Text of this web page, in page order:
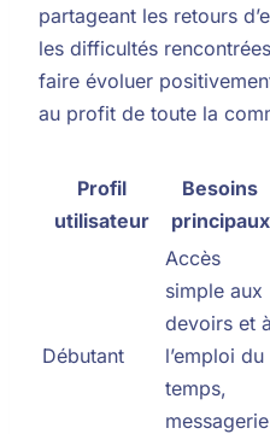
partageant les retours
les difficultés
faire évoluer
au profit de toute la
Profil
utilisateur
Besoins
principaux
Débutant
Accès
simple aux
devoirs et à
l’emploi du
temps,
messagerie